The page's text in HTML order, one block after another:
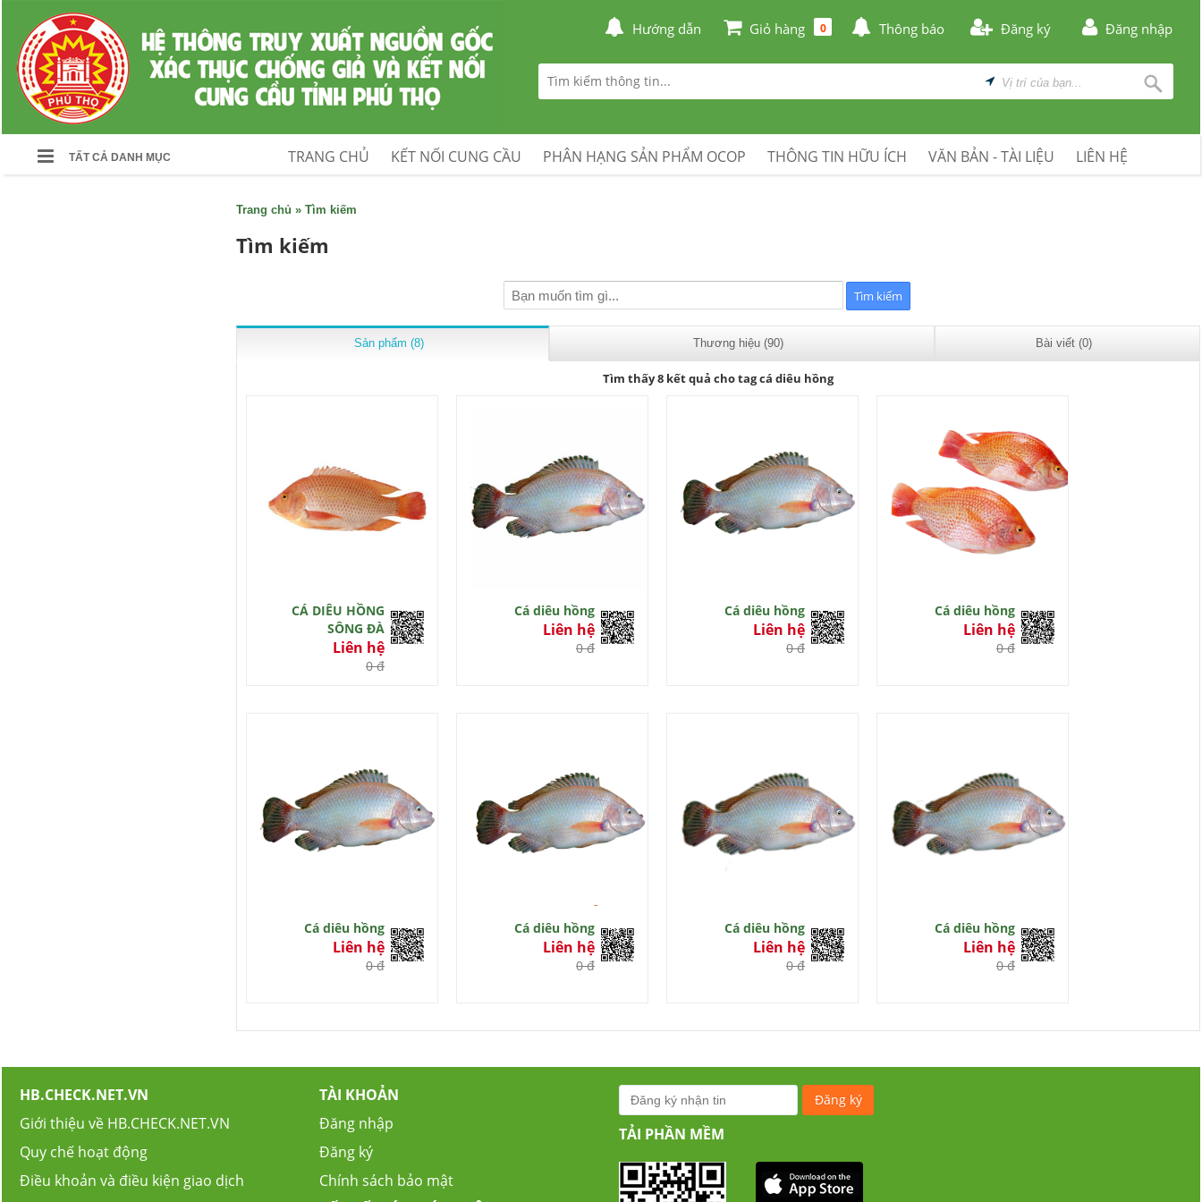
Hướng dẫn Giỏ hàng 0 Thông báo Đăng ký Đăng nhập
TẤT CẢ DANH MỤC TRANG CHỦ KẾT NỐI CUNG CẦU PHÂN HẠNG SẢN PHẨM OCOP THÔNG TIN HỮU ÍCH VĂN BẢN - TÀI LIỆU LIÊN HỆ
Trang chủ » Tìm kiếm
Tìm kiếm
Sản phẩm (8) Thương hiệu (90) Bài viết (0)
Tìm thấy 8 kết quả cho tag cá diêu hồng
CÁ DIÊU HỒNG
SÔNG ĐÀ
Liên hệ
0 đ
Cá diêu hồng
Liên hệ
0 đ
Cá diêu hồng
Liên hệ
0 đ
Cá diêu hồng
Liên hệ
0 đ
Cá diêu hồng
Liên hệ
0 đ
Cá diêu hồng
Liên hệ
0 đ
Cá diêu hồng
Liên hệ
0 đ
Cá diêu hồng
Liên hệ
0 đ
HB.CHECK.NET.VN
Giới thiệu về HB.CHECK.NET.VN
Quy chế hoạt động
Điều khoản và điều kiện giao dịch
TÀI KHOẢN
Đăng nhập
Đăng ký
Chính sách bảo mật
TẢI PHẦN MỀM